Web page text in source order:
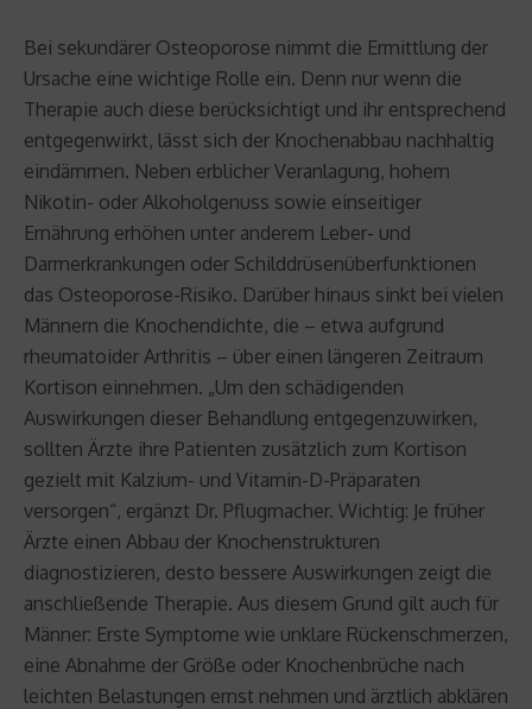
Bei sekundärer Osteoporose nimmt die Ermittlung der
Ursache eine wichtige Rolle ein. Denn nur wenn die
Therapie auch diese berücksichtigt und ihr entsprechend
entgegenwirkt, lässt sich der Knochenabbau nachhaltig
eindämmen. Neben erblicher Veranlagung, hohem
Nikotin- oder Alkoholgenuss sowie einseitiger
Ernährung erhöhen unter anderem Leber- und
Darmerkrankungen oder Schilddrüsenüberfunktionen
das Osteoporose-Risiko. Darüber hinaus sinkt bei vielen
Männern die Knochendichte, die – etwa aufgrund
rheumatoider Arthritis – über einen längeren Zeitraum
Kortison einnehmen. „Um den schädigenden
Auswirkungen dieser Behandlung entgegenzuwirken,
sollten Ärzte ihre Patienten zusätzlich zum Kortison
gezielt mit Kalzium- und Vitamin-D-Präparaten
versorgen“, ergänzt Dr. Pflugmacher. Wichtig: Je früher
Ärzte einen Abbau der Knochenstrukturen
diagnostizieren, desto bessere Auswirkungen zeigt die
anschließende Therapie. Aus diesem Grund gilt auch für
Männer: Erste Symptome wie unklare Rückenschmerzen,
eine Abnahme der Größe oder Knochenbrüche nach
leichten Belastungen ernst nehmen und ärztlich abklären